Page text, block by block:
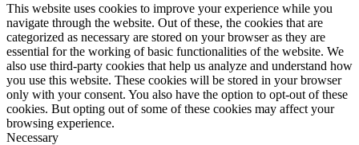
This website uses cookies to improve your experience while you
navigate through the website. Out of these, the cookies that are
categorized as necessary are stored on your browser as they are
essential for the working of basic functionalities of the website. We
also use third-party cookies that help us analyze and understand how
you use this website. These cookies will be stored in your browser
only with your consent. You also have the option to opt-out of these
cookies. But opting out of some of these cookies may affect your
browsing experience.
Necessary